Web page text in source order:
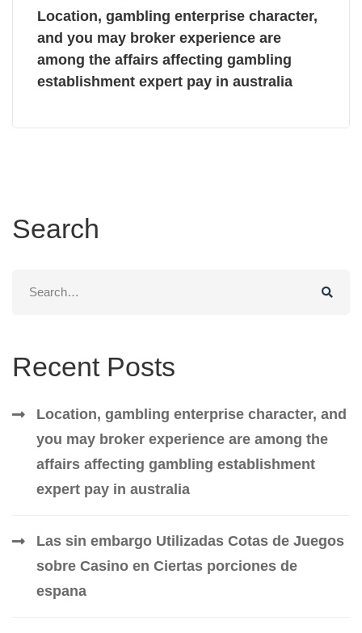
Location, gambling enterprise character,
and you may broker experience are
among the affairs affecting gambling
establishment expert pay in australia
Search
Recent Posts
Location, gambling enterprise character, and
you may broker experience are among the
affairs affecting gambling establishment
expert pay in australia
Las sin embargo Utilizadas Cotas de Juegos
sobre Casino en Ciertas porciones de
espana